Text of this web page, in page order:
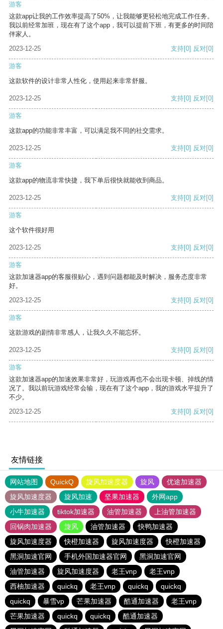
游客
这款app让我的工作效率提高了50%，让我能够更轻松地完成工作任务。
我以前经常加班，现在有了这个app，我可以提前下班，有更多的时间陪
伴家人。
2023-12-25
支持[0] 反对[0]
游客
这款软件的设计非常人性化，使用起来非常舒服。
2023-12-25 支持[0] 反对[0]
游客
这款app的功能非常丰富，可以满足我不同的社交需求。
2023-12-25 支持[0] 反对[0]
游客
这款app的物流非常快捷，我下单后很快就能收到商品。
2023-12-25 支持[0] 反对[0]
游客
这个软件很好用
2023-12-25 支持[0] 反对[0]
游客
这款加速器app的客服很贴心，遇到问题都能及时解决，服务态度非常
好。
2023-12-25
支持[0] 反对[0]
游客
这款游戏的剧情非常感人，让我久久不能忘怀。
2023-12-25 支持[0] 反对[0]
游客
这款加速器app的加速效果非常好，玩游戏再也不会出现卡顿、掉线的情
况了。我以前玩游戏经常会输，现在有了这个app，我的游戏水平提升了
不少。
2023-12-25
支持[0] 反对[0]
友情链接
网站地图 QuickQ 旋风加速度器 旋风
优途加速器
旋风加速度器
旋风加速 坚果加速器
外网app
小牛加速器
tiktok加速器 油管加速器
上油管加速器
回锅肉加速器
旋风 油管加速器
快鸭加速器
旋风加速度器
快橙加速器 旋风加速度器
快橙加速器
黑洞加速官网
手机外国加速器官网
黑洞加速官网
油管加速器
旋风加速度器 老王vnp
老王vnp
西柚加速器
quickq 老王vnp quickq
quickq
quickq
暴雪vp 芒果加速器 酷通加速器
老王vnp
芒果加速器
quickq quickq
酷通加速器